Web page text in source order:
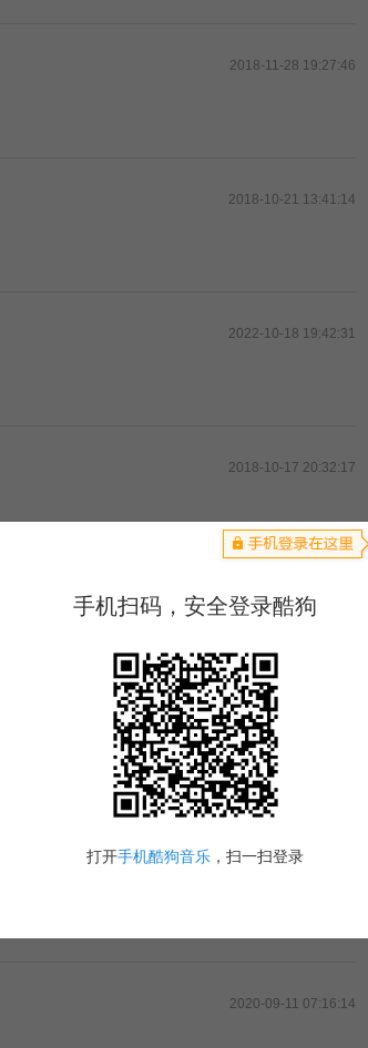
2018-11-28 19:27:46
2018-10-21 13:41:14
2022-10-18 19:42:31
2018-10-17 20:32:17
2022-09-28 19:38:11
2022-05-14 19:17:41
2020-09-11 07:16:14